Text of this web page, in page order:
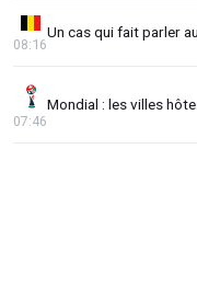
Un cas qui fait parler
08:16
Mondial : les villes
07:46